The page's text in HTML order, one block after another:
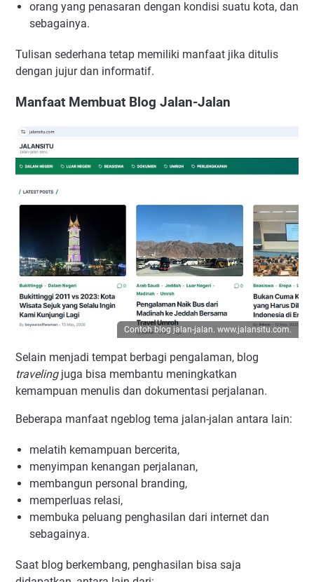
orang yang penasaran dengan kondisi suatu kota, dan
sebagainya.
Tulisan sederhana tetap memiliki manfaat jika ditulis
dengan jujur dan informatif.
Manfaat Membuat Blog Jalan-Jalan
Contoh blog jalan-jalan. www.jalansitu.com.
Selain menjadi tempat berbagi pengalaman, blog
traveling juga bisa membantu meningkatkan
kemampuan menulis dan dokumentasi perjalanan.
Beberapa manfaat ngeblog tema jalan-jalan antara lain:
melatih kemampuan bercerita,
menyimpan kenangan perjalanan,
membangun personal branding,
memperluas relasi,
membuka peluang penghasilan dari internet dan
sebagainya.
Saat blog berkembang, penghasilan bisa saja